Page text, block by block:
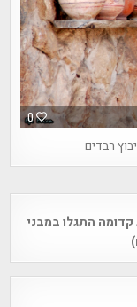
0
רבדים
התגלו במבני